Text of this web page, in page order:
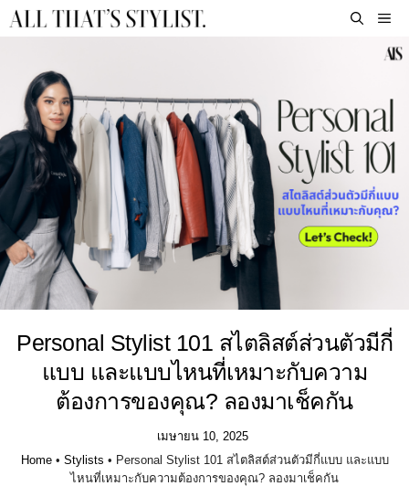
Skip
Personal Stylist 101 สไตลิสต์ส่วนตัวมีกี่
แบบ และแบบไหนที่เหมาะกับความ
ต้องการของคุณ? ลองมาเช็คกัน
เมษายน 10, 2025
Home• Stylists • Personal Stylist 101 สไตลิสต์ส่วนตัวมีกี่แบบ และแบบ
ไหนที่เหมาะกับความต้องการของคุณ? ลองมาเช็คกัน